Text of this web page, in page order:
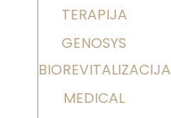
TERAPIJA
GENOSYS
BIOREVITALIZACIJA
MEDICAL